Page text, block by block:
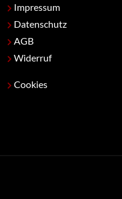
Impressum
Datenschutz
AGB
Widerruf
Cookies